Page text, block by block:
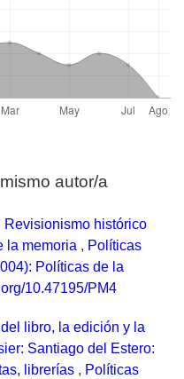
autor/a
Revisionismo histórico
la memoria , Políticas
Políticas de la
10.47195/PM4
libro, la edición y la
Santiago del Estero:
librerías , Políticas